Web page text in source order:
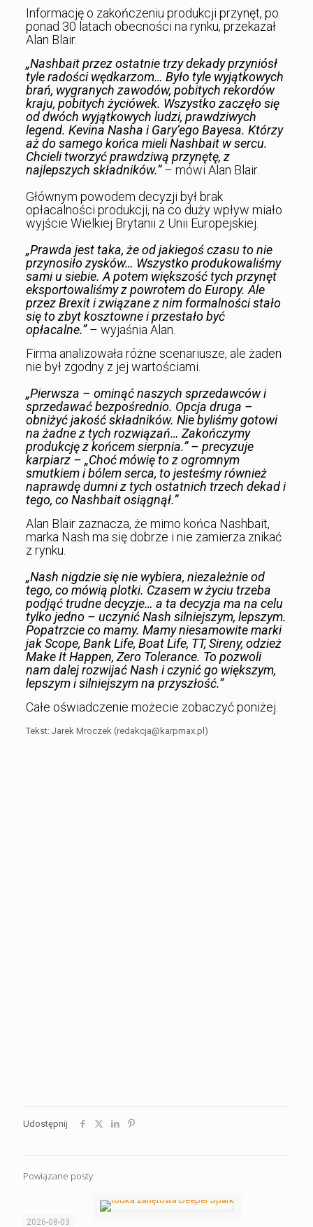
Informację o zakończeniu produkcji przynęt, po
ponad 30 latach obecności na rynku, przekazał
Alan Blair.
„Nashbait przez ostatnie trzy dekady przyniósł
tyle radości wędkarzom… Było tyle wyjątkowych
brań, wygranych zawodów, pobitych rekordów
kraju, pobitych życiówek. Wszystko zaczęło się
od dwóch wyjątkowych ludzi, prawdziwych
legend. Kevina Nasha i Gary’ego Bayesa. Którzy
aż do samego końca mieli Nashbait w sercu.
Chcieli tworzyć prawdziwą przynętę, z
najlepszych składników.”– mówi Alan Blair.
Głównym powodem decyzji był brak
opłacalności produkcji, na co duży wpływ miało
wyjście Wielkiej Brytanii z Unii Europejskiej.
„Prawda jest taka, że od jakiegoś czasu to nie
przynosiło zysków… Wszystko produkowaliśmy
sami u siebie. A potem większość tych przynęt
eksportowaliśmy z powrotem do Europy. Ale
przez Brexit i związane z nim formalności stało
się to zbyt kosztowne i przestało być
opłacalne.”– wyjaśnia Alan.
Firma analizowała różne scenariusze, ale żaden
nie był zgodny z jej wartościami.
„Pierwsza – ominąć naszych sprzedawców i
sprzedawać bezpośrednio. Opcja druga –
obniżyć jakość składników. Nie byliśmy gotowi
na żadne z tych rozwiązań… Zakończymy
produkcję z końcem sierpnia.” – precyzuje
karpiarz – „Choć mówię to z ogromnym
smutkiem i bólem serca, to jesteśmy również
naprawdę dumni z tych ostatnich trzech dekad i
tego, co Nashbait osiągnął.”
Alan Blair zaznacza, że mimo końca Nashbait,
marka Nash ma się dobrze i nie zamierza znikać
z rynku.
„Nash nigdzie się nie wybiera, niezależnie od
tego, co mówią plotki. Czasem w życiu trzeba
podjąć trudne decyzje… a ta decyzja ma na celu
tylko jedno – uczynić Nash silniejszym, lepszym.
Popatrzcie co mamy. Mamy niesamowite marki
jak Scope, Bank Life, Boat Life, TT, Sireny, odzież
Make It Happen, Zero Tolerance. To pozwoli
nam dalej rozwijać Nash i czynić go większym,
lepszym i silniejszym na przyszłość.”
Całe oświadczenie możecie zobaczyć poniżej.
Tekst: Jarek Mroczek (redakcja@karpmax.pl)
Udostępnij
Powiązane posty
2026-08-03